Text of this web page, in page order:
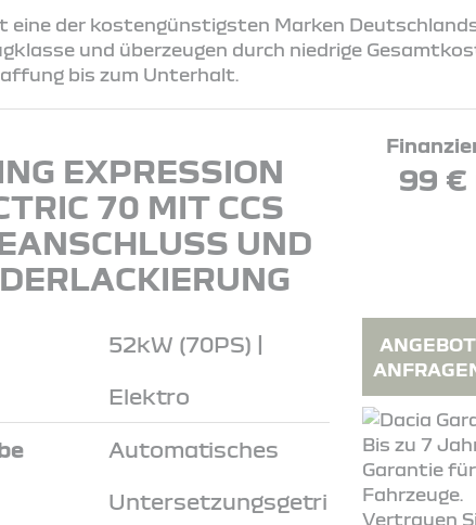
eine der kostengünstigsten Marken
und überzeugen durch niedrige
bis zum Unterhalt.
EXPRESSION
70 MIT CCS
UND
99 €
52kW (70PS) |
Elektro
Automatisches
Untersetzungsgetri
ANGEBOT